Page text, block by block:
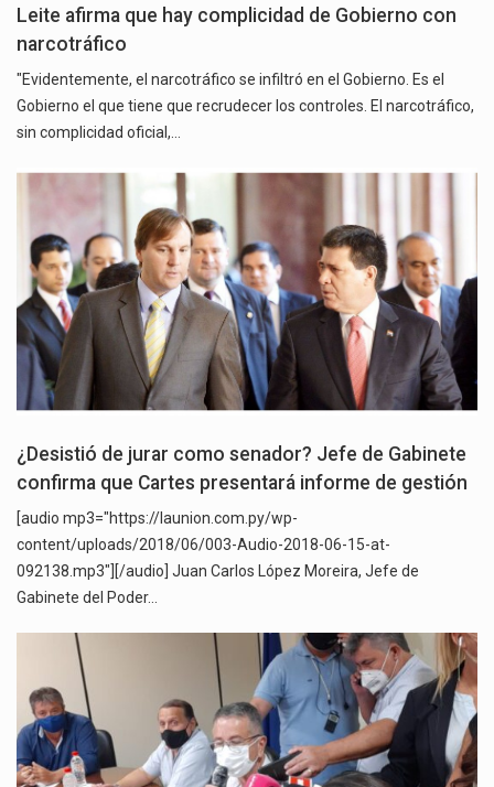
Leite afirma que hay complicidad de Gobierno con
narcotráfico
"Evidentemente, el narcotráfico se infiltró en el Gobierno. Es el
Gobierno el que tiene que recrudecer los controles. El narcotráfico,
sin complicidad oficial,…
¿Desistió de jurar como senador? Jefe de Gabinete
confirma que Cartes presentará informe de gestión
[audio mp3="https://launion.com.py/wp-
content/uploads/2018/06/003-Audio-2018-06-15-at-
092138.mp3"][/audio] Juan Carlos López Moreira, Jefe de
Gabinete del Poder…